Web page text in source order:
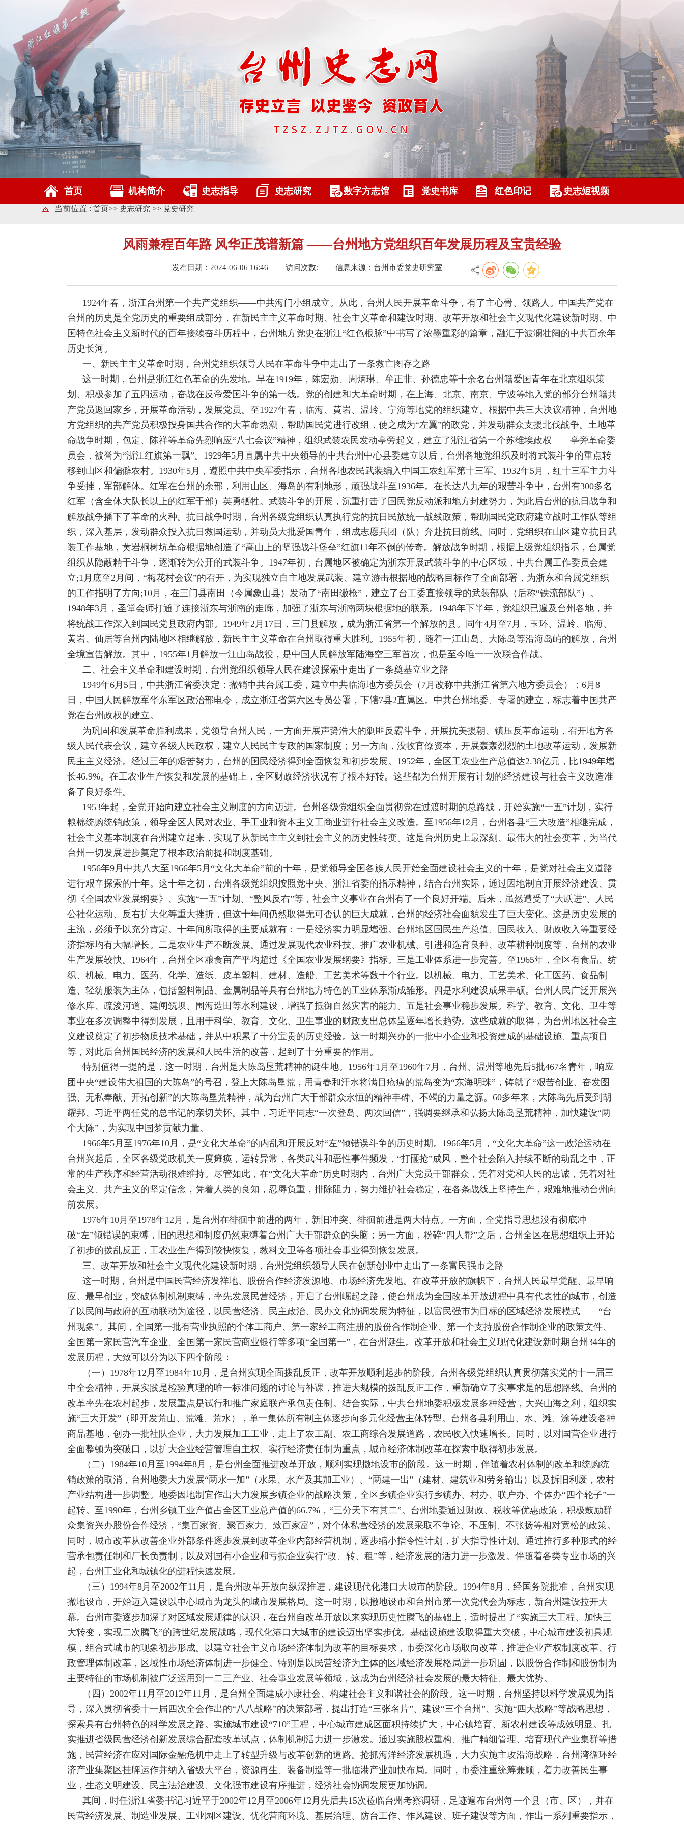
首页 机构简介 史志指导 史志研究 数字方志馆 党史书库 红色印记 史志短视频
当前位置 : 首页>> 史志研究 >> 党史研究
风雨兼程百年路 风华正茂谱新篇 ——台州地方党组织百年发展历程及宝贵经验
发布日期：2024-06-06 16:46 访问次数: 信息来源：台州市委党史研究室
1924年春，浙江台州第一个共产党组织——中共海门小组成立。从此，台州人民开展革命斗争，有了主心骨、领路人。中国共产党在
台州的历史是全党历史的重要组成部分，在新民主主义革命时期、社会主义革命和建设时期、改革开放和社会主义现代化建设新时期、中
国特色社会主义新时代的百年接续奋斗历程中，台州地方党史在浙江“红色根脉”中书写了浓墨重彩的篇章，融汇于波澜壮阔的中共百余年
历史长河。
一、新民主主义革命时期，台州党组织领导人民在革命斗争中走出了一条救亡图存之路
这一时期，台州是浙江红色革命的先发地。早在1919年，陈宏勋、周炳琳、牟正非、孙德忠等十余名台州籍爱国青年在北京组织策
划、积极参加了五四运动，奋战在反帝爱国斗争的第一线。党的创建和大革命时期，在上海、北京、南京、宁波等地入党的部分台州籍共
产党员返回家乡，开展革命活动，发展党员。至1927年春，临海、黄岩、温岭、宁海等地党的组织建立。根据中共三大决议精神，台州地
方党组织的共产党员积极投身国共合作的大革命热潮，帮助国民党进行改组，使之成为“左翼”的政党，并发动群众支援北伐战争。土地革
命战争时期，包定、陈祥等革命先烈响应“八七会议”精神，组织武装农民发动亭旁起义，建立了浙江省第一个苏维埃政权——亭旁革命委
员会，被誉为“浙江红旗第一飘”。1929年5月直属中共中央领导的中共台州中心县委建立以后，台州各地党组织及时将武装斗争的重点转
移到山区和偏僻农村。1930年5月，遵照中共中央军委指示，台州各地农民武装编入中国工农红军第十三军。1932年5月，红十三军主力斗
争受挫，军部解体。红军在台州的余部，利用山区、海岛的有利地形，顽强战斗至1936年。在长达八九年的艰苦斗争中，台州有300多名
红军（含全体大队长以上的红军干部）英勇牺牲。武装斗争的开展，沉重打击了国民党反动派和地方封建势力，为此后台州的抗日战争和
解放战争播下了革命的火种。抗日战争时期，台州各级党组织认真执行党的抗日民族统一战线政策，帮助国民党政府建立战时工作队等组
织，深入基层，发动群众投入抗日救国运动，并动员大批爱国青年，组成志愿兵团（队）奔赴抗日前线。同时，党组织在山区建立抗日武
装工作基地，黄岩桐树坑革命根据地创造了“高山上的坚强战斗堡垒”红旗11年不倒的传奇。解放战争时期，根据上级党组织指示，台属党
组织从隐蔽精干斗争，逐渐转为公开的武装斗争。1947年初，台属地区被确定为浙东开展武装斗争的中心区域，中共台属工作委员会建
立;1月底至2月间，“梅花村会议”的召开，为实现独立自主地发展武装、建立游击根据地的战略目标作了全面部署，为浙东和台属党组织
的工作指明了方向;10月，在三门县南田（今属象山县）发动了“南田缴枪”，建立了台工委直接领导的武装部队（后称“铁流部队”）。
1948年3月，圣堂会师打通了连接浙东与浙南的走廊，加强了浙东与浙南两块根据地的联系。1948年下半年，党组织已遍及台州各地，并
将统战工作深入到国民党县政府内部。1949年2月17日，三门县解放，成为浙江省第一个解放的县。同年4月至7月，玉环、温岭、临海、
黄岩、仙居等台州内陆地区相继解放，新民主主义革命在台州取得重大胜利。1955年初，随着一江山岛、大陈岛等沿海岛屿的解放，台州
全境宣告解放。其中，1955年1月解放一江山岛战役，是中国人民解放军陆海空三军首次，也是至今唯一一次联合作战。
二、社会主义革命和建设时期，台州党组织领导人民在建设探索中走出了一条奠基立业之路
1949年6月5日，中共浙江省委决定：撤销中共台属工委，建立中共临海地方委员会（7月改称中共浙江省第六地方委员会）；6月8
日，中国人民解放军华东军区政治部电令，成立浙江省第六区专员公署，下辖7县2直属区。中共台州地委、专署的建立，标志着中国共产
党在台州政权的建立。
为巩固和发展革命胜利成果，党领导台州人民，一方面开展声势浩大的剿匪反霸斗争，开展抗美援朝、镇压反革命运动，召开地方各
级人民代表会议，建立各级人民政权，建立人民民主专政的国家制度；另一方面，没收官僚资本，开展轰轰烈烈的土地改革运动，发展新
民主主义经济。经过三年的艰苦努力，台州的国民经济得到全面恢复和初步发展。1952年，全区工农业生产总值达2.38亿元，比1949年增
长46.9%。在工农业生产恢复和发展的基础上，全区财政经济状况有了根本好转。这些都为台州开展有计划的经济建设与社会主义改造准
备了良好条件。
1953年起，全党开始向建立社会主义制度的方向迈进。台州各级党组织全面贯彻党在过渡时期的总路线，开始实施“一五”计划，实行
粮棉统购统销政策，领导全区人民对农业、手工业和资本主义工商业进行社会主义改造。至1956年12月，台州各县“三大改造”相继完成，
社会主义基本制度在台州建立起来，实现了从新民主主义到社会主义的历史性转变。这是台州历史上最深刻、最伟大的社会变革，为当代
台州一切发展进步奠定了根本政治前提和制度基础。
1956年9月中共八大至1966年5月“文化大革命”前的十年，是党领导全国各族人民开始全面建设社会主义的十年，是党对社会主义道路
进行艰辛探索的十年。这十年之初，台州各级党组织按照党中央、浙江省委的指示精神，结合台州实际，通过因地制宜开展经济建设、贯
彻《全国农业发展纲要》、实施“一五”计划、“整风反右”等，社会主义事业在台州有了一个良好开端。后来，虽然遭受了“大跃进”、人民
公社化运动、反右扩大化等重大挫折，但这十年间仍然取得无可否认的巨大成就，台州的经济社会面貌发生了巨大变化。这是历史发展的
主流，必须予以充分肯定。十年间所取得的主要成就有：一是经济实力明显增强。台州地区国民生产总值、国民收入、财政收入等重要经
济指标均有大幅增长。二是农业生产不断发展。通过发展现代农业科技、推广农业机械、引进和选育良种、改革耕种制度等，台州的农业
生产发展较快。1964年，台州全区粮食亩产平均超过《全国农业发展纲要》指标。三是工业体系进一步完善。至1965年，全区有食品、纺
织、机械、电力、医药、化学、造纸、皮革塑料、建材、造船、工艺美术等数十个行业。以机械、电力、工艺美术、化工医药、食品制
造、轻纺服装为主体，包括塑料制品、金属制品等具有台州地方特色的工业体系渐成雏形。四是水利建设成果丰硕。台州人民广泛开展兴
修水库、疏浚河道、建闸筑坝、围海造田等水利建设，增强了抵御自然灾害的能力。五是社会事业稳步发展。科学、教育、文化、卫生等
事业在多次调整中得到发展，且用于科学、教育、文化、卫生事业的财政支出总体呈逐年增长趋势。这些成就的取得，为台州地区社会主
义建设奠定了初步物质技术基础，并从中积累了十分宝贵的历史经验。这一时期兴办的一批中小企业和投资建成的基础设施、重点项目
等，对此后台州国民经济的发展和人民生活的改善，起到了十分重要的作用。
特别值得一提的是，这一时期，台州是大陈岛垦荒精神的诞生地。1956年1月至1960年7月，台州、温州等地先后5批467名青年，响应
团中央“建设伟大祖国的大陈岛”的号召，登上大陈岛垦荒，用青春和汗水将满目疮痍的荒岛变为“东海明珠”，铸就了“艰苦创业、奋发图
强、无私奉献、开拓创新”的大陈岛垦荒精神，成为台州广大干部群众永恒的精神丰碑、不竭的力量之源。60多年来，大陈岛先后受到胡
耀邦、习近平两任党的总书记的亲切关怀。其中，习近平同志“一次登岛、两次回信”，强调要继承和弘扬大陈岛垦荒精神，加快建设“两
个大陈”，为实现中国梦贡献力量。
1966年5月至1976年10月，是“文化大革命”的内乱和开展反对“左”倾错误斗争的历史时期。1966年5月，“文化大革命”这一政治运动在
台州兴起后，全区各级党政机关一度瘫痪，运转异常，各类武斗和恶性事件频发，“打砸抢”成风，整个社会陷入持续不断的动乱之中，正
常的生产秩序和经营活动很难维持。尽管如此，在“文化大革命”历史时期内，台州广大党员干部群众，凭着对党和人民的忠诚，凭着对社
会主义、共产主义的坚定信念，凭着人类的良知，忍辱负重，排除阻力，努力维护社会稳定，在各条战线上坚持生产，艰难地推动台州向
前发展。
1976年10月至1978年12月，是台州在徘徊中前进的两年，新旧冲突、徘徊前进是两大特点。一方面，全党指导思想没有彻底冲
破“左”倾错误的束缚，旧的思想和制度仍然束缚着台州广大干部群众的头脑；另一方面，粉碎“四人帮”之后，台州全区在思想组织上开始
了初步的拨乱反正，工农业生产得到较快恢复，教科文卫等各项社会事业得到恢复发展。
三、改革开放和社会主义现代化建设新时期，台州党组织领导人民在创新创业中走出了一条富民强市之路
这一时期，台州是中国民营经济发祥地、股份合作经济发源地、市场经济先发地。在改革开放的旗帜下，台州人民最早觉醒、最早响
应、最早创业，突破体制机制束缚，率先发展民营经济，开启了台州崛起之路，使台州成为全国改革开放进程中具有代表性的城市，创造
了以民间与政府的互动联动为途径，以民营经济、民主政治、民办文化协调发展为特征，以富民强市为目标的区域经济发展模式——“台
州现象”。其间，全国第一批有营业执照的个体工商户、第一家经工商注册的股份合作制企业、第一个支持股份合作制企业的政策文件、
全国第一家民营汽车企业、全国第一家民营商业银行等多项“全国第一”，在台州诞生。改革开放和社会主义现代化建设新时期台州34年的
发展历程，大致可以分为以下四个阶段：
（一）1978年12月至1984年10月，是台州实现全面拨乱反正，改革开放顺利起步的阶段。台州各级党组织认真贯彻落实党的十一届三
中全会精神，开展实践是检验真理的唯一标准问题的讨论与补课，推进大规模的拨乱反正工作，重新确立了实事求是的思想路线。台州的
改革率先在农村起步，发展重点是试行和推广家庭联产承包责任制。结合实际，中共台州地委积极发展多种经营，大兴山海之利，组织实
施“三大开发”（即开发荒山、荒滩、荒水），单一集体所有制主体逐步向多元化经营主体转型。台州各县利用山、水、滩、涂等建设各种
商品基地，创办一批社队企业，大力发展加工工业，走上了农工副、农工商综合发展道路，农民收入快速增长。同时，以对国营企业进行
全面整顿为突破口，以扩大企业经营管理自主权、实行经济责任制为重点，城市经济体制改革在探索中取得初步发展。
（二）1984年10月至1994年8月，是台州全面推进改革开放，顺利实现撤地设市的阶段。这一时期，伴随着农村体制的改革和统购统
销政策的取消，台州地委大力发展“两水一加”（水果、水产及其加工业）、“两建一出”（建材、建筑业和劳务输出）以及拆旧利废，农村
产业结构进一步调整。地委因地制宜作出大力发展乡镇企业的战略决策，全区乡镇企业实行乡镇办、村办、联户办、个体办“四个轮子”一
起转。至1990年，台州乡镇工业产值占全区工业总产值的66.7%，“三分天下有其二”。台州地委通过财政、税收等优惠政策，积极鼓励群
众集资兴办股份合作经济，“集百家资、聚百家力、致百家富”，对个体私营经济的发展采取不争论、不压制、不张扬等相对宽松的政策。
同时，城市改革从改善企业外部条件逐步发展到改革企业内部经营机制，逐步缩小指令性计划，扩大指导性计划。通过推行多种形式的经
营承包责任制和厂长负责制，以及对国有小企业和亏损企业实行“改、转、租”等，经济发展的活力进一步激发。伴随着各类专业市场的兴
起，台州工业化和城镇化的进程快速发展。
（三）1994年8月至2002年11月，是台州改革开放向纵深推进，建设现代化港口大城市的阶段。1994年8月，经国务院批准，台州实现
撤地设市，开始迈入建设以中心城市为龙头的城市发展格局。这一时期，以撤地设市和台州市第一次党代会为标志，新台州建设拉开大
幕。台州市委逐步加深了对区域发展规律的认识，在台州自改革开放以来实现历史性腾飞的基础上，适时提出了“实施三大工程、加快三
大转变，实现二次腾飞”的跨世纪发展战略，现代化港口大城市的建设迈出坚实步伐。基础设施建设取得重大突破，中心城市建设初具规
模，组合式城市的现象初步形成。以建立社会主义市场经济体制为改革的目标要求，市委深化市场取向改革，推进企业产权制度改革、行
政管理体制改革，区域性市场经济体制进一步健全。特别是以民营经济为主体的区域经济发展格局进一步巩固，以股份合作制和股份制为
主要特征的市场机制被广泛运用到一二三产业、社会事业发展等领域，这成为台州经济社会发展的最大特征、最大优势。
（四）2002年11月至2012年11月，是台州全面建成小康社会、构建社会主义和谐社会的阶段。这一时期，台州坚持以科学发展观为指
导，深入贯彻省委十一届四次全会作出的“八八战略”的决策部署，提出打造“三张名片”、建设“三个台州”、实施“四大战略”等战略思想，
探索具有台州特色的科学发展之路。实施城市建设“710”工程，中心城市建成区面积持续扩大，中心镇培育、新农村建设等成效明显。扎
实推进省级民营经济创新发展综合配套改革试点，体制机制活力进一步激发。通过实施股权重构、推广精细管理、培育现代产业集群等措
施，民营经济在应对国际金融危机中走上了转型升级与改革创新的道路。抢抓海洋经济发展机遇，大力实施主攻沿海战略，台州湾循环经
济产业集聚区挂牌运作并纳入省级大平台，资源再生、装备制造等一批临港产业加快布局。同时，市委注重统筹兼顾，着力改善民生事
业，生态文明建设、民主法治建设、文化强市建设有序推进，经济社会协调发展更加协调。
其间，时任浙江省委书记习近平于2002年12月至2006年12月先后共15次莅临台州考察调研，足迹遍布台州每一个县（市、区），并在
民营经济发展、制造业发展、工业园区建设、优化营商环境、基层治理、防台工作、作风建设、班子建设等方面，作出一系列重要指示，